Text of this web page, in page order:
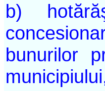
b)
bunurilor